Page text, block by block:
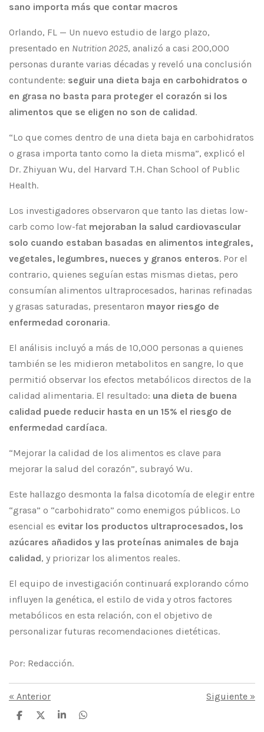
sano importa más que contar macros
Orlando, FL — Un nuevo estudio de largo plazo,
presentado en Nutrition 2025, analizó a casi 200,000
personas durante varias décadas y reveló una conclusión
contundente: seguir una dieta baja en carbohidratos o
en grasa no basta para proteger el corazón si los
alimentos que se eligen no son de calidad.
“Lo que comes dentro de una dieta baja en carbohidratos
o grasa importa tanto como la dieta misma”, explicó el
Dr. Zhiyuan Wu, del Harvard T.H. Chan School of Public
Health.
Los investigadores observaron que tanto las dietas low-
carb como low-fat mejoraban la salud cardiovascular
solo cuando estaban basadas en alimentos integrales,
vegetales, legumbres, nueces y granos enteros. Por el
contrario, quienes seguían estas mismas dietas, pero
consumían alimentos ultraprocesados, harinas refinadas
y grasas saturadas, presentaron mayor riesgo de
enfermedad coronaria.
El análisis incluyó a más de 10,000 personas a quienes
también se les midieron metabolitos en sangre, lo que
permitió observar los efectos metabólicos directos de la
calidad alimentaria. El resultado: una dieta de buena
calidad puede reducir hasta en un 15% el riesgo de
enfermedad cardíaca.
“Mejorar la calidad de los alimentos es clave para
mejorar la salud del corazón”, subrayó Wu.
Este hallazgo desmonta la falsa dicotomía de elegir entre
“grasa” o “carbohidrato” como enemigos públicos. Lo
esencial es evitar los productos ultraprocesados, los
azúcares añadidos y las proteínas animales de baja
calidad, y priorizar los alimentos reales.
El equipo de investigación continuará explorando cómo
influyen la genética, el estilo de vida y otros factores
metabólicos en esta relación, con el objetivo de
personalizar futuras recomendaciones dietéticas.
Por: Redacción.
« Anterior Siguiente »
C
C
C
C